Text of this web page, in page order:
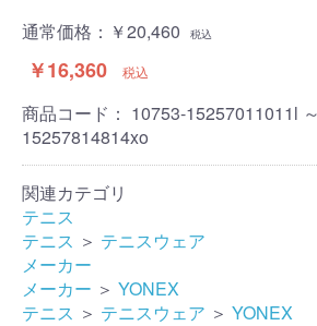
通常価格： ￥20,460 税込
￥16,360 税込
商品コード： 10753-15257011011l
15257814814xo
関連カテゴリ
テニス
テニス ＞ テニスウェア
メーカー
メーカー ＞ YONEX
テニス ＞ テニスウェア ＞ YONEX